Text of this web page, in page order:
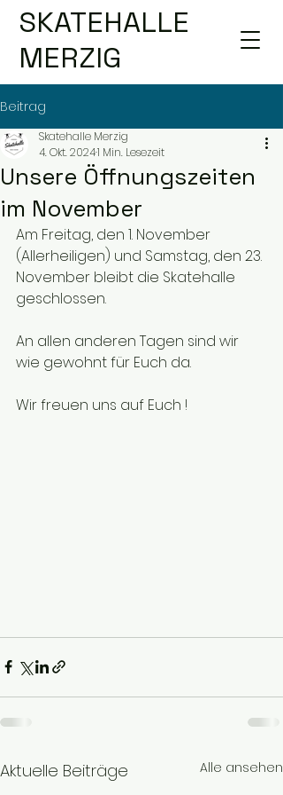
SKATEHALLE
MERZIG
Beitrag
Unsere Öffnungszeiten
im November
Skatehalle Merzig
4. Okt. 20241 Min. Lesezeit
Am Freitag, den 1. November
(Allerheiligen) und Samstag, den 23.
November bleibt die Skatehalle
geschlossen.
An allen anderen Tagen sind wir
wie gewohnt für Euch da.
Wir freuen uns auf Euch !
Aktuelle Beiträge Alle ansehen